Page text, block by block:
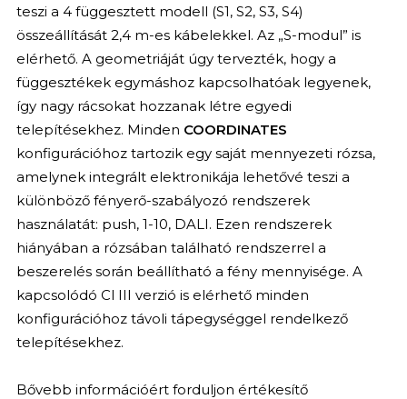
teszi a 4 függesztett modell (S1, S2, S3, S4)
összeállítását 2,4 m-es kábelekkel. Az „S-modul” is
elérhető. A geometriáját úgy tervezték, hogy a
függesztékek egymáshoz kapcsolhatóak legyenek,
így nagy rácsokat hozzanak létre egyedi
telepítésekhez. Minden COORDINATES
konfigurációhoz tartozik egy saját mennyezeti rózsa,
amelynek integrált elektronikája lehetővé teszi a
különböző fényerő-szabályozó rendszerek
használatát: push, 1-10, DALI. Ezen rendszerek
hiányában a rózsában található rendszerrel a
beszerelés során beállítható a fény mennyisége. A
kapcsolódó Cl III verzió is elérhető minden
konfigurációhoz távoli tápegységgel rendelkező
telepítésekhez.
Bővebb információért forduljon értékesítő